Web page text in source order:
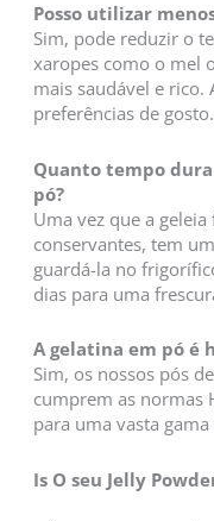
Posso utilizar
Sim, pode reduzir o
xaropes como o mel
mais saudável e rico.
preferências de gosto.
Quanto tempo
pó?
Uma vez que a
conservantes, tem
guardá-la no
dias para uma
A gelatina em pó é
Sim, os nossos pós
cumprem as normas
para uma vasta
Is O seu Jelly P